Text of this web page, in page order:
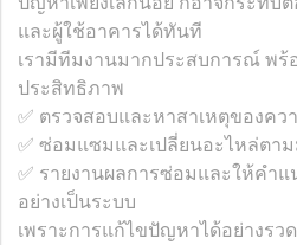
และผู้ใช้อาคารได้ทันที
เรามีทีมงานมากประสบการณ์ พร้
ประสิทธิภาพ
✅️ ตรวจสอบและหาสาเหตุของคว
✅️ ซ่อมแซมและเปลี่ยนอะไหล่ตา
✅️ รายงานผลการซ่อมและให้คำ
อย่างเป็นระบบ
เพราะการแก้ไขปัญหาได้อย่างรว